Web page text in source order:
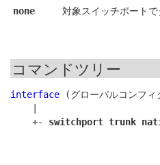
none 対象スイッチポート
コマンドツリー
interface (グローバルコンフィ
    +-
switchport trunk